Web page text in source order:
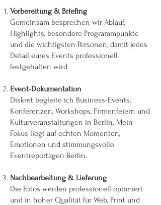
Vorbereitung & Briefing
Gemeinsam besprechen wir Ablauf,
Highlights, besondere Programmpunkte
und die wichtigsten Personen, damit jedes
Detail eures Events professionell
festgehalten wird.
Event-Dokumentation
Diskret begleite ich Business-Events,
Konferenzen, Workshops, Firmenfeiern und
Kulturveranstaltungen in Berlin. Mein
Fokus liegt auf echten Momenten,
Emotionen und stimmungsvolle
Eventreportagen Berlin.
Nachbearbeitung & Lieferung
Die Fotos werden professionell optimiert
und in hoher Qualität für Web, Print und